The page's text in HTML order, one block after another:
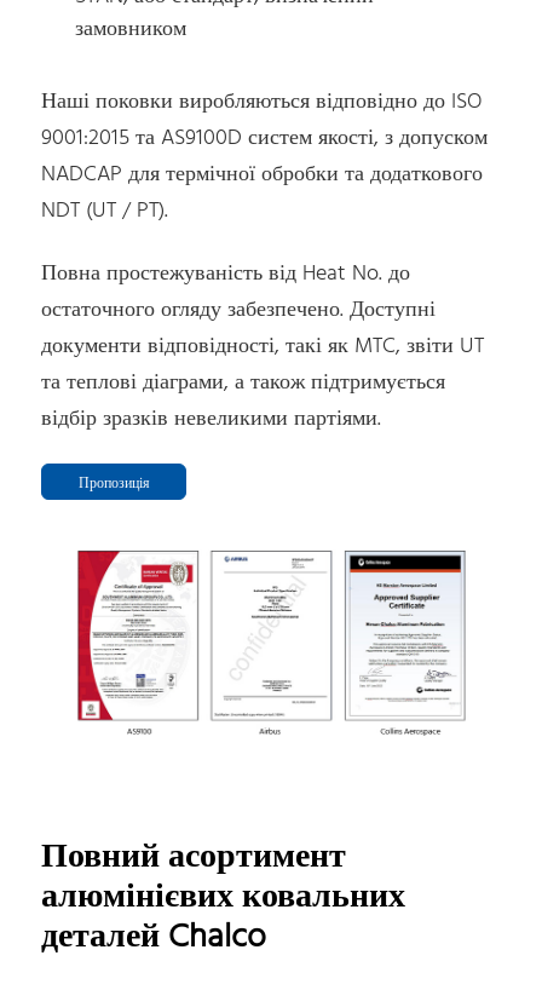
замовником
Наші поковки виробляються відповідно до ISO
9001:2015 та AS9100D систем якості, з допуском
NADCAP для термічної обробки та додаткового
NDT (UT / PT).
Повна простежуваність від Heat No. до
остаточного огляду забезпечено. Доступні
документи відповідності, такі як MTC, звіти UT
та теплові діаграми, а також підтримується
відбір зразків невеликими партіями.
Пропозиція
Повний асортимент
алюмінієвих ковальних
деталей Chalco